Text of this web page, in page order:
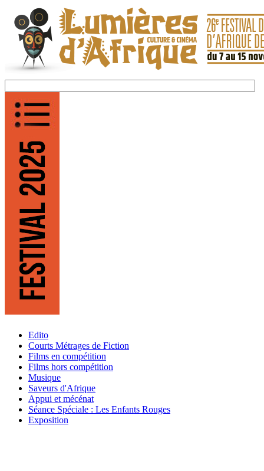
Edito
Courts Métrages de Fiction
Films en compétition
Films hors compétition
Musique
Saveurs d'Afrique
Appui et mécénat
Séance Spéciale : Les Enfants Rouges
Exposition